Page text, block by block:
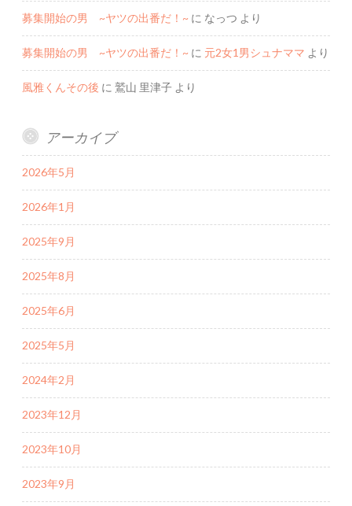
募集開始の男 ~ヤツの出番だ！~ に なっつ より
募集開始の男 ~ヤツの出番だ！~ に 元2女1男シュナママ より
風雅くんその後 に 鷲山 里津子 より
アーカイブ
2026年5月
2026年1月
2025年9月
2025年8月
2025年6月
2025年5月
2024年2月
2023年12月
2023年10月
2023年9月